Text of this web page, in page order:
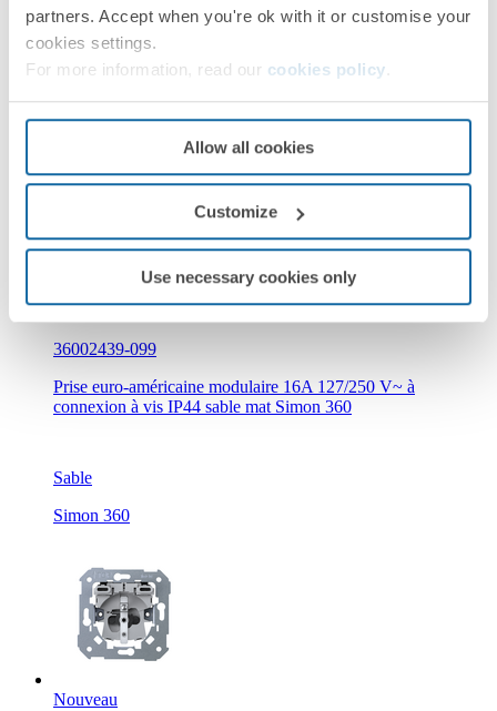
partners. Accept when you're ok with it or customise your
cookies settings.
For more information, read our cookies policy
Allow all cookies
Customize
Use necessary cookies only
connexion à vis IP44 blanc mat Simon 360
Simon 360
Nouveau
36002439-099
Prise euro-américaine modulaire 16A 127/250 V~ à
connexion à vis IP44 sable mat Simon 360
Sable
Simon 360
Nouveau